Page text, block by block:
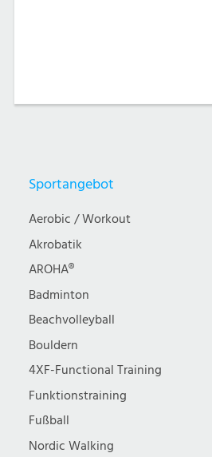
Sportangebot
Aerobic / Workout
Akrobatik
AROHA®
Badminton
Beachvolleyball
Bouldern
4XF-Functional Training
Funktionstraining
Fußball
Nordic Walking